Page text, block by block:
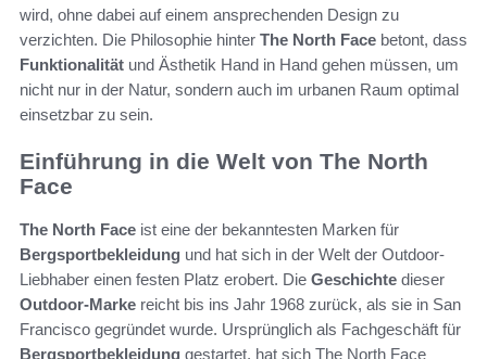
wird, ohne dabei auf einem ansprechenden Design zu
verzichten. Die Philosophie hinter The North Face betont, dass
Funktionalität und Ästhetik Hand in Hand gehen müssen, um
nicht nur in der Natur, sondern auch im urbanen Raum optimal
einsetzbar zu sein.
Einführung in die Welt von The North
Face
The North Face ist eine der bekanntesten Marken für
Bergsportbekleidung und hat sich in der Welt der Outdoor-
Liebhaber einen festen Platz erobert. Die Geschichte dieser
Outdoor-Marke reicht bis ins Jahr 1968 zurück, als sie in San
Francisco gegründet wurde. Ursprünglich als Fachgeschäft für
Bergsportbekleidung gestartet, hat sich The North Face